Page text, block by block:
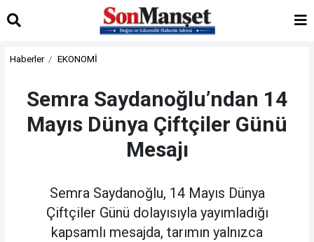
Haberler EKONOMİ
Semra Saydanoğlu’ndan 14
Mayıs Dünya Çiftçiler Günü
Mesajı
Semra Saydanoğlu, 14 Mayıs Dünya
Çiftçiler Günü dolayısıyla yayımladığı
kapsamlı mesajda, tarımın yalnızca